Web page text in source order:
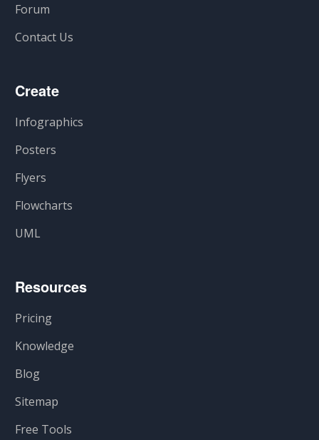
Forum
Contact Us
Create
Infographics
Posters
Flyers
Flowcharts
UML
Resources
Pricing
Knowledge
Blog
Sitemap
Free Tools